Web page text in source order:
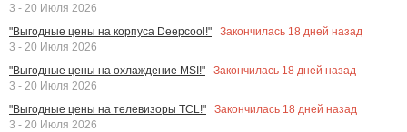
3 - 20 Июля 2026
"Выгодные цены на корпуса Deepcool!"
Закончилась 18 дней назад
3 - 20 Июля 2026
"Выгодные цены на охлаждение MSI!"
Закончилась 18 дней назад
3 - 20 Июля 2026
"Выгодные цены на телевизоры TCL!"
Закончилась 18 дней назад
3 - 20 Июля 2026